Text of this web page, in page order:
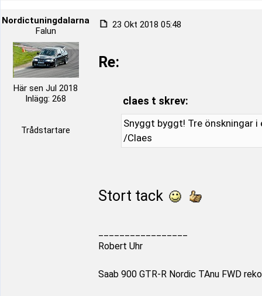
Nordictuningdalarna
Falun
Här sen Jul 2018
Inlägg: 268
Trådstartare
23 Okt 2018 05:48
Re:
claes t skrev:
Snyggt byggt! Tre önskningar
/Claes
Stort tack
Robert Uhr
Saab 900 GTR-R Nordic TAnu FWD